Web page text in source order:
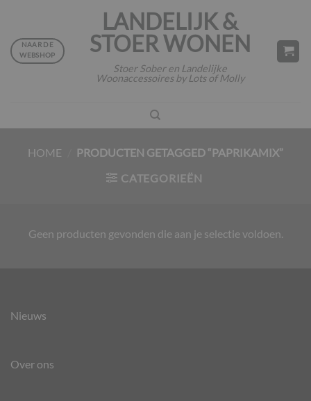
inhoud
LANDELIJK &
STOER WONEN
Stoer Sober en Landelijke
Woonaccessoires by Lots of Molly
NAAR DE
WEBSHOP
HOME
PRODUCTEN GETAGGED “PAPRIKAMIX”
CATEGORIEËN
Geen producten gevonden die aan je selectie voldoen.
Nieuws
Over ons